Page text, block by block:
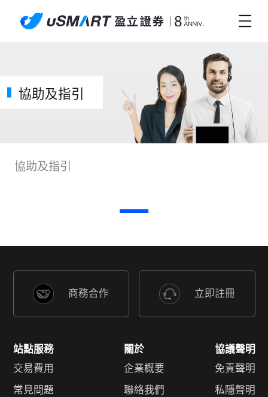
協助及指引
協助及指引
商務合作 立即註冊
站點服務
交易費用
常見問題
關於
企業概要
聯絡我們
協議聲明
免責聲明
私隱聲明